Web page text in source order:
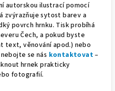
autorskou ilustrací pomocí
zvýrazňuje sytost barev a
povrch hrnku. Tisk probíhá
Čech, a pokud byste
text, věnování apod.) nebo
se nás kontaktovat–
hrnek prakticky
fotografií.